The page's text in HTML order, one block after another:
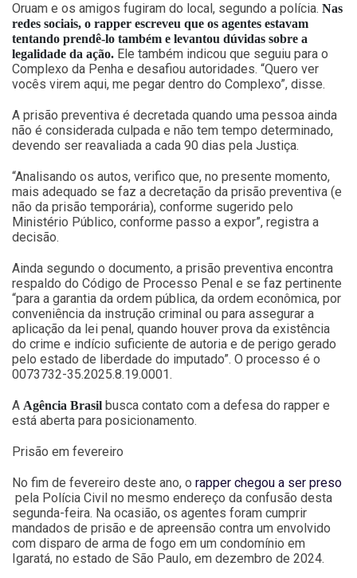
Oruam e os amigos fugiram do local, segundo a polícia. Nas
redes sociais, o rapper escreveu que os agentes estavam
tentando prendê-lo também e levantou dúvidas sobre a
legalidade da ação. Ele também indicou que seguiu para o
Complexo da Penha e desafiou autoridades. “Quero ver
vocês virem aqui, me pegar dentro do Complexo”, disse.
A prisão preventiva é decretada quando uma pessoa ainda
não é considerada culpada e não tem tempo determinado,
devendo ser reavaliada a cada 90 dias pela Justiça.
“Analisando os autos, verifico que, no presente momento,
mais adequado se faz a decretação da prisão preventiva (e
não da prisão temporária), conforme sugerido pelo
Ministério Público, conforme passo a expor”, registra a
decisão.
Ainda segundo o documento, a prisão preventiva encontra
respaldo do Código de Processo Penal e se faz pertinente
“para a garantia da ordem pública, da ordem econômica, por
conveniência da instrução criminal ou para assegurar a
aplicação da lei penal, quando houver prova da existência
do crime e indício suficiente de autoria e de perigo gerado
pelo estado de liberdade do imputado”. O processo é o
0073732-35.2025.8.19.0001.
A Agência Brasil busca contato com a defesa do rapper e
está aberta para posicionamento.
Prisão em fevereiro
No fim de fevereiro deste ano, o rapper chegou a ser preso
pela Polícia Civil no mesmo endereço da confusão desta
segunda-feira. Na ocasião, os agentes foram cumprir
mandados de prisão e de apreensão contra um envolvido
com disparo de arma de fogo em um condomínio em
Igaratá, no estado de São Paulo, em dezembro de 2024.